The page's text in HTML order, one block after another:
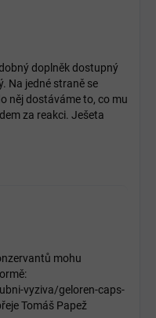
doplněk dostupný
Na jedné straně se
něj dostáváme to, co mu
za reakci. Ješeta
mohu
vyziva/geloren-caps-
Tomáš Papež